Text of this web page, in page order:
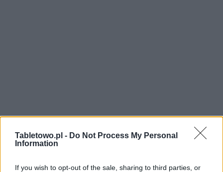
Tabletowo.pl - Do Not Process My Personal
Information
If you wish to opt-out of the sale, sharing to third parties, or